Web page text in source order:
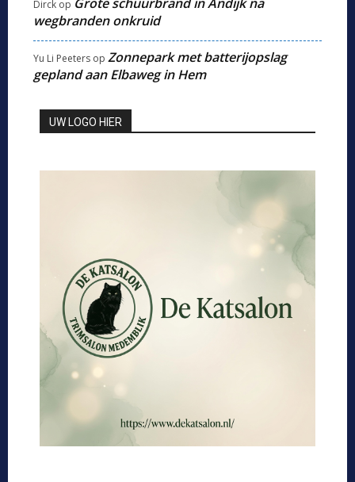
Dirck op
wegbranden onkruid
Yu Li Peeters op Zonnepark met batterijopslag
gepland aan Elbaweg in Hem
UW LOGO HIER